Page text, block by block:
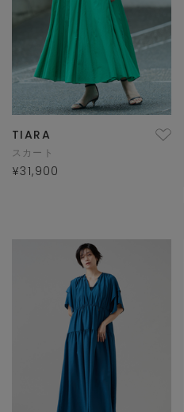
TIARA
スカート
¥31,900